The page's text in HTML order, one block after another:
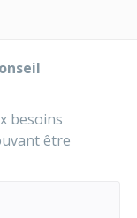
besoins
être